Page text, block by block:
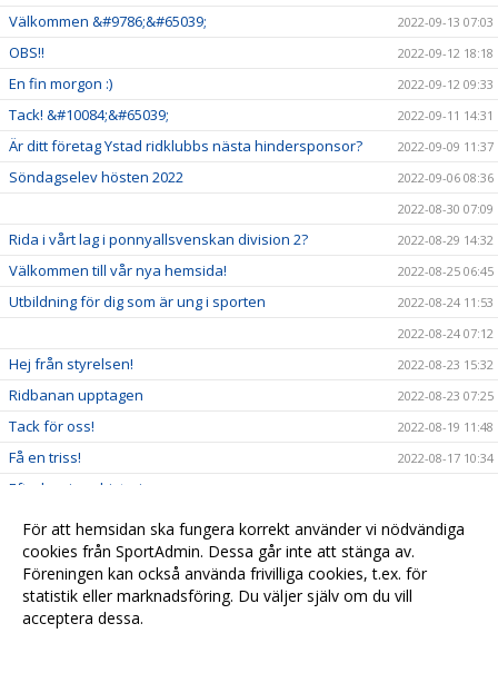
Välkommen &#9786;&#65039; 2022-09-13 07:03
OBS!! 2022-09-12 18:18
En fin morgon :) 2022-09-12 09:33
Tack! &#10084;&#65039; 2022-09-11 14:31
Är ditt företag Ystad ridklubbs nästa hindersponsor? 2022-09-09 11:37
Söndagselev hösten 2022
2022-09-06 08:36
2022-08-30 07:09
Rida i vårt lag i ponnyallsvenskan division 2? 2022-08-29 14:32
Välkommen till vår nya hemsida! 2022-08-25 06:45
Utbildning för dig som är ung i sporten
2022-08-24 11:53
2022-08-24 07:12
Hej från styrelsen! 2022-08-23 15:32
Ridbanan upptagen 2022-08-23 07:25
Tack för oss! 2022-08-19 11:48
Få en triss! 2022-08-17 10:34
Efterlysning - historia
2022-08-04 15:09
Ridskolestart 2022-08-03 07:31
Ystad Saltsjöbads champions tour! 2022-07-23 18:00
För att hemsidan ska fungera korrekt använder vi nödvändiga
cookies från SportAdmin. Dessa går inte att stänga av.
Föreningen kan också använda frivilliga cookies, t.ex. för
statistik eller marknadsföring. Du väljer själv om du vill
acceptera dessa.